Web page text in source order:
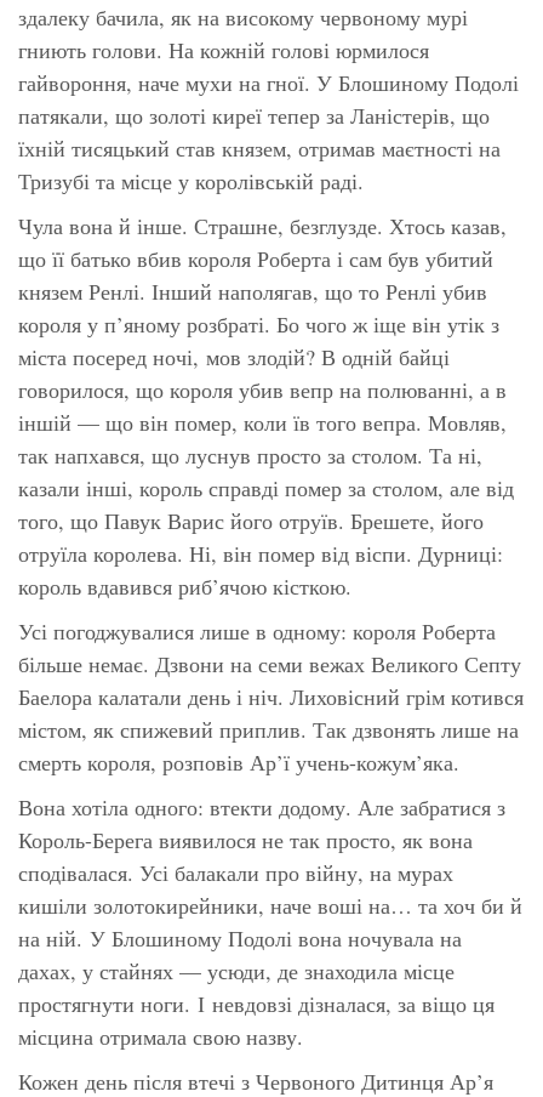
здалеку бачила, як на високому червоному мурі
гниють голови. На кожній голові юрмилося
гайвороння, наче мухи на гної. У Блошиному Подолі
патякали, що золоті киреї тепер за Ланістерів, що
їхній тисяцький став князем, отримав маєтності на
Тризубі та місце у королівській раді.
Чула вона й інше. Страшне, безглузде. Хтось казав,
що її батько вбив короля Роберта і сам був убитий
князем Ренлі. Інший наполягав, що то Ренлі убив
короля у п’яному розбраті. Бо чого ж іще він утік з
міста посеред ночі, мов злодій? В одній байці
говорилося, що короля убив вепр на полюванні, а в
іншій — що він помер, коли їв того вепра. Мовляв,
так напхався, що луснув просто за столом. Та ні,
казали інші, король справді помер за столом, але від
того, що Павук Варис його отруїв. Брешете, його
отруїла королева. Ні, він помер від віспи. Дурниці:
король вдавився риб’ячою кісткою.
Усі погоджувалися лише в одному: короля Роберта
більше немає. Дзвони на семи вежах Великого Септу
Баелора калатали день і ніч. Лиховісний грім котився
містом, як спижевий приплив. Так дзвонять лише на
смерть короля, розповів Ар’ї учень-кожум’яка.
Вона хотіла одного: втекти додому. Але забратися з
Король-Берега виявилося не так просто, як вона
сподівалася. Усі балакали про війну, на мурах
кишіли золотокирейники, наче воші на… та хоч би й
на ній. У Блошиному Подолі вона ночувала на
дахах, у стайнях — усюди, де знаходила місце
простягнути ноги. І невдовзі дізналася, за віщо ця
місцина отримала свою назву.
Кожен день після втечі з Червоного Дитинця Ар’я